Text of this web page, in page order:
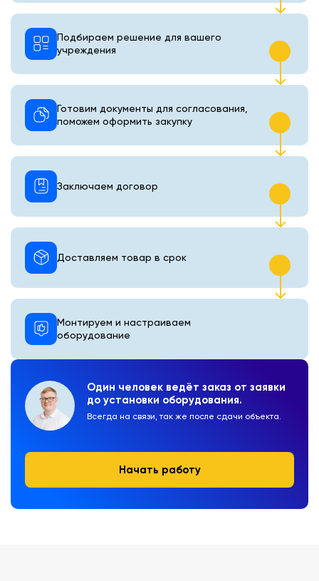
Один человек ведёт заказ от заявки
до установки оборудования.
Всегда на связи, так же после сдачи объекта.
Начать работу
Подбираем решение для вашего
учреждения
Готовим документы для согласования,
поможем оформить закупку
Монтируем и настраиваем
оборудование
Доставляем товар в срок
Заключаем договор